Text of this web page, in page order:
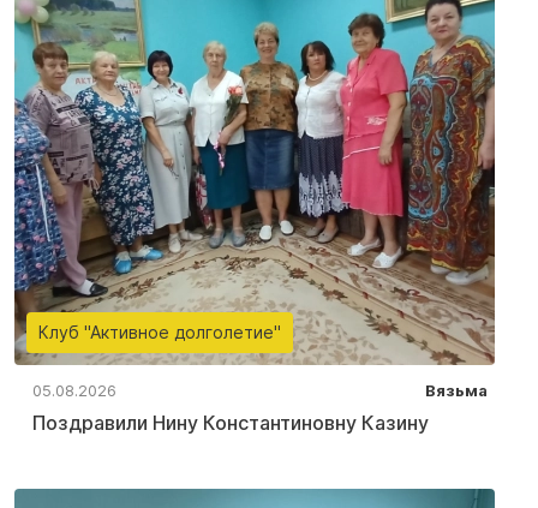
Клуб "Активное долголетие"
05.08.2026 Вязьма
Поздравили Нину Константиновну Казину